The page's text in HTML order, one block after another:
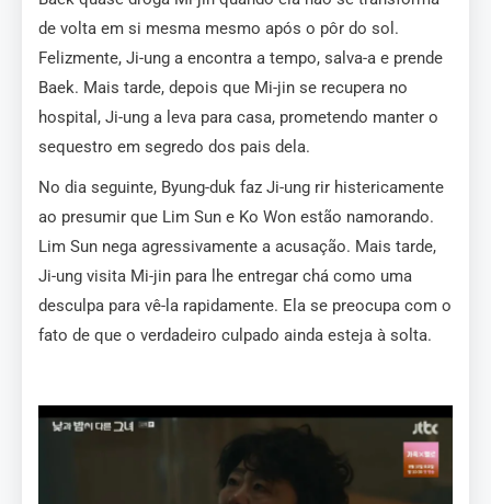
de volta em si mesma mesmo após o pôr do sol.
Felizmente, Ji-ung a encontra a tempo, salva-a e prende
Baek. Mais tarde, depois que Mi-jin se recupera no
hospital, Ji-ung a leva para casa, prometendo manter o
sequestro em segredo dos pais dela.
No dia seguinte, Byung-duk faz Ji-ung rir histericamente
ao presumir que Lim Sun e Ko Won estão namorando.
Lim Sun nega agressivamente a acusação. Mais tarde,
Ji-ung visita Mi-jin para lhe entregar chá como uma
desculpa para vê-la rapidamente. Ela se preocupa com o
fato de que o verdadeiro culpado ainda esteja à solta.